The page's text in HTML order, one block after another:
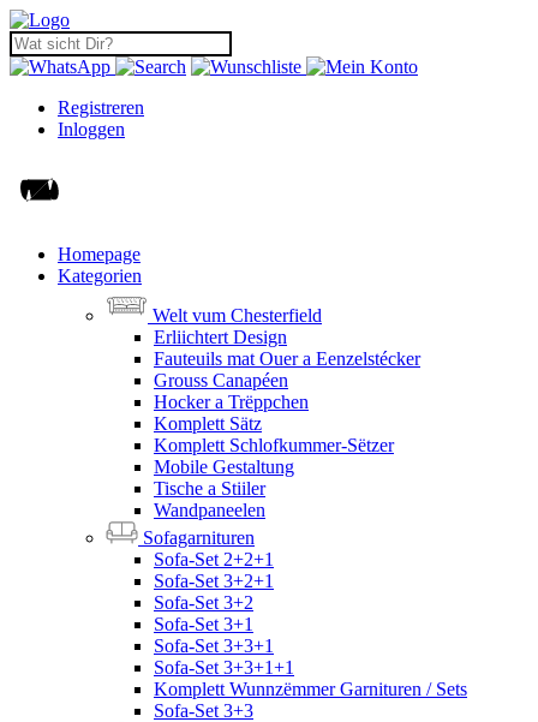
Registreren
Inloggen
Homepage
Kategorien
Welt vum Chesterfield
Erliichtert Design
Fauteuils mat Ouer a Eenzelstécker
Grouss Canapéen
Hocker a Trëppchen
Komplett Sätz
Komplett Schlofkummer-Sëtzer
Mobile Gestaltung
Tische a Stiiler
Wandpaneelen
Sofagarnituren
Sofa-Set 2+2+1
Sofa-Set 3+2+1
Sofa-Set 3+2
Sofa-Set 3+1
Sofa-Set 3+3+1
Sofa-Set 3+3+1+1
Komplett Wunnzëmmer Garnituren / Sets
Sofa-Set 3+3